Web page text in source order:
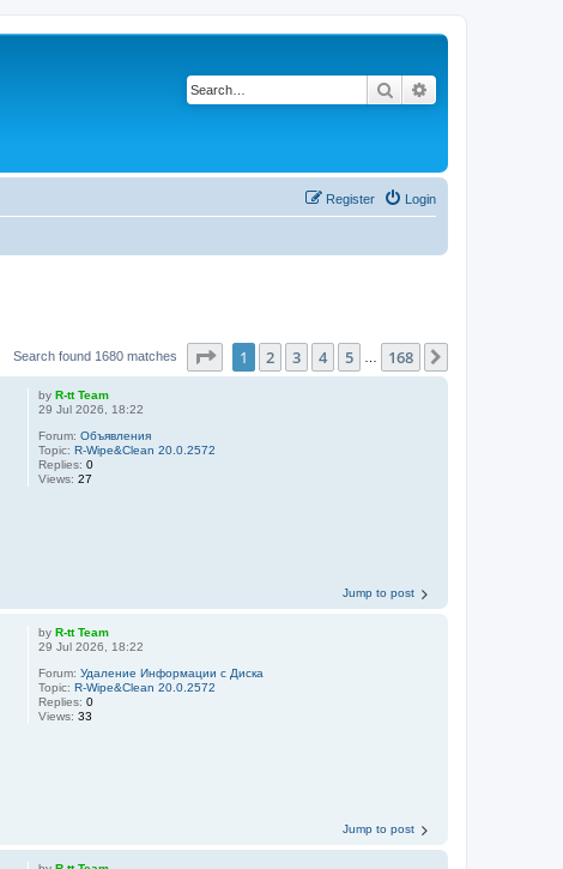
Search
Login
Register
Search found 1680 matches Page of 168
1 2 3 4 5 168
byR-tt Team
29 Jul 2026, 18:22
Forum:Объявления
Topic:R-Wipe&Clean 20.0.2572
Replies:0
Views:27
Jump to post
byR-tt Team
29 Jul 2026, 18:22
Forum:Удаление Информации с Диска
Topic:R-Wipe&Clean 20.0.2572
Replies:0
Views:33
Jump to post